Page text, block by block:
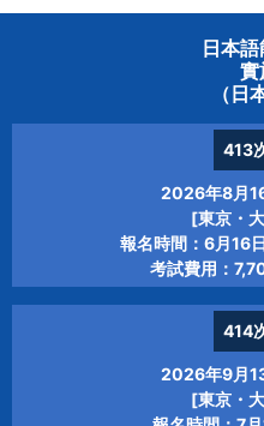
日本
實
（日
413
2026年8月
[東京・
報名時間：6月16
考試費用：
414
2026年9月
[東京・